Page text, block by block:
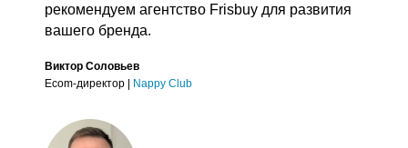
рекомендуем агентство Frisbuy для развития
вашего бренда.
Виктор Соловьев
Ecom-директор | Nappy Club